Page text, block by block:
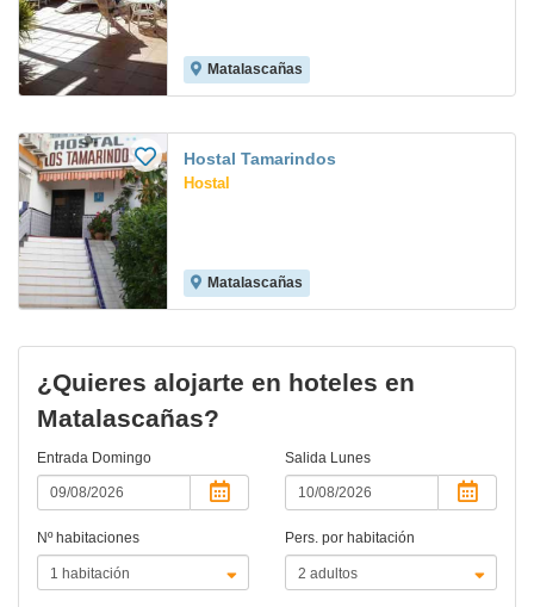
Matalascañas
Hostal Tamarindos
Hostal
Matalascañas
¿Quieres alojarte en hoteles en
Matalascañas?
Entrada Domingo Salida Lunes
Nº habitaciones Pers. por habitación